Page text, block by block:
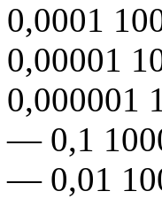
0,0001
0,00001
0,000001
— 0,1
— 0,01